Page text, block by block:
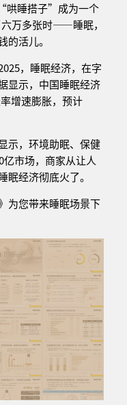
哄睡搭子”成为一个
万多张时——睡眠，
活儿。
，睡眠经济，在字
显示，中国睡眠经济
增速膨胀，预计
示，环境助眠、保健
市场，商家从让人
经济彻底火了。
为您带来睡眠场景下